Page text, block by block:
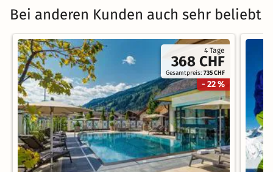
Bei anderen Kunden auch sehr beliebt
4 Tage
368 CHF
Gesamtpreis:735 CHF
- 22 %